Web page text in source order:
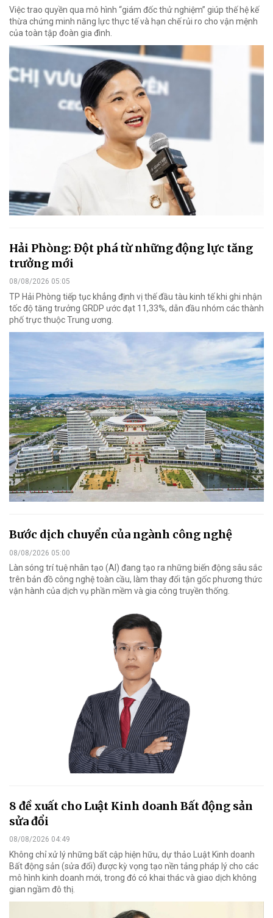
Việc trao quyền qua mô hình “giám đốc thử nghiệm” giúp thế hệ kế
thừa chứng minh năng lực thực tế và hạn chế rủi ro cho vận mệnh
của toàn tập đoàn gia đình.
Hải Phòng: Đột phá từ những động lực tăng
trưởng mới
08/08/2026 05:05
TP Hải Phòng tiếp tục khẳng định vị thế đầu tàu kinh tế khi ghi nhận
tốc độ tăng trưởng GRDP ước đạt 11,33%, dẫn đầu nhóm các thành
phố trực thuộc Trung ương.
Bước dịch chuyển của ngành công nghệ
08/08/2026 05:00
Làn sóng trí tuệ nhân tạo (AI) đang tạo ra những biến động sâu sắc
trên bản đồ công nghệ toàn cầu, làm thay đổi tận gốc phương thức
vận hành của dịch vụ phần mềm và gia công truyền thống.
8 đề xuất cho Luật Kinh doanh Bất động sản
sửa đổi
08/08/2026 04:49
Không chỉ xử lý những bất cập hiện hữu, dự thảo Luật Kinh doanh
Bất động sản (sửa đổi) được kỳ vọng tạo nền tảng pháp lý cho các
mô hình kinh doanh mới, trong đó có khai thác và giao dịch không
gian ngầm đô thị.